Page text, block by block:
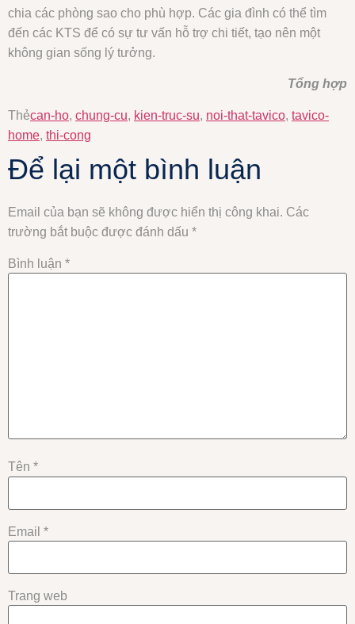
chia các phòng sao cho phù hợp. Các gia đình có thể tìm
đến các KTS để có sự tư vấn hỗ trợ chi tiết, tạo nên một
không gian sống lý tưởng.
Tổng hợp
Thẻcan-ho, chung-cu, kien-truc-su, noi-that-tavico, tavico-
home, thi-cong
Để lại một bình luận
Email của bạn sẽ không được hiển thị công khai. Các
trường bắt buộc được đánh dấu *
Bình luận *
Tên *
Email *
Trang web